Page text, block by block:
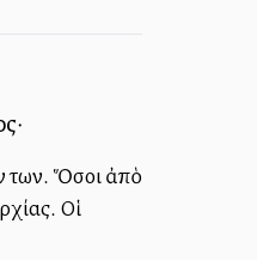
των. Ὅσοι ἀπὸ
Οἱ